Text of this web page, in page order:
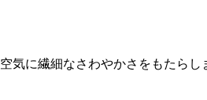
気に繊細なさわやかさをもたらし